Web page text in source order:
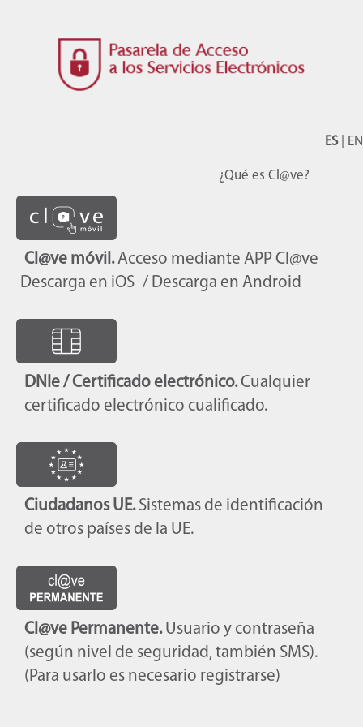
ES| EN
¿Qué es Cl@ve?
Cl@ve móvil.Acceso mediante APP Cl@ve
Descarga en iOS / Descarga en Android
DNIe / Certificado electrónico.Cualquier
certificado electrónico cualificado.
Ciudadanos UE. Sistemas de identificación
de otros países de la UE.
Cl@ve Permanente. Usuario y contraseña
(según nivel de seguridad, también SMS).
(Para usarlo es necesario registrarse)